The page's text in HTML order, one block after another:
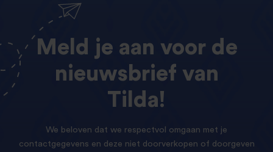
Meld je aan voor de
nieuwsbrief van
Tilda!
We beloven dat we respectvol omgaan met je
contactgegevens en deze niet doorverkopen of doorgeven